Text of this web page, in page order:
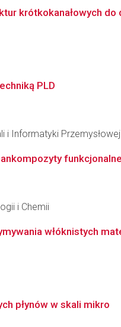
krótkokanałowych do
PLD
i Informatyki Przemysłowej
i Chemii
włóknistych
płynów w skali mikro